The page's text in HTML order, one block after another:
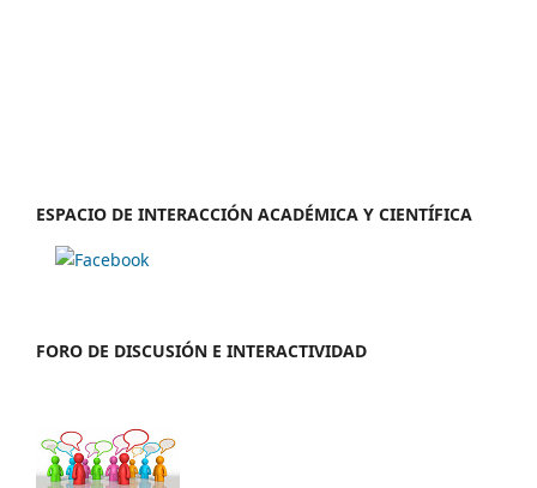
ESPACIO DE INTERACCIÓN ACADÉMICA Y CIENTÍFICA
FORO DE DISCUSIÓN E INTERACTIVIDAD